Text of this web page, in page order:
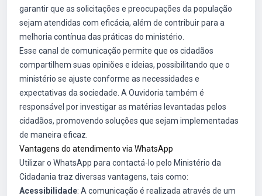
garantir que as solicitações e preocupações da população
sejam atendidas com eficácia, além de contribuir para a
melhoria contínua das práticas do ministério.
Esse canal de comunicação permite que os cidadãos
compartilhem suas opiniões e ideias, possibilitando que o
ministério se ajuste conforme as necessidades e
expectativas da sociedade. A Ouvidoria também é
responsável por investigar as matérias levantadas pelos
cidadãos, promovendo soluções que sejam implementadas
de maneira eficaz.
Vantagens do atendimento via WhatsApp
Utilizar o WhatsApp para contactá-lo pelo Ministério da
Cidadania traz diversas vantagens, tais como:
Acessibilidade: A comunicação é realizada através de um